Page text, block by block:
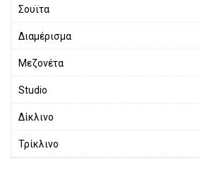
Σουϊτα
Διαμέρισμα
Μεζονέτα
Studio
Δίκλινο
Τρίκλινο